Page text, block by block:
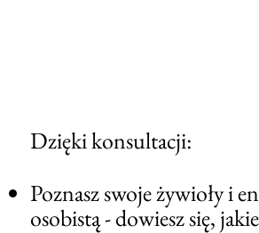
Dzięki konsultacji:
Poznasz swoje żywioły i
osobistą - dowiesz się,